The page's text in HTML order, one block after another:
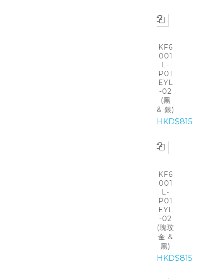
KF6
001
L-
P01
EYL
-02
(黑
& 銀)
HKD$815
KF6
001
L-
P01
EYL
-02
(瑰玟
金 &
黑)
HKD$815